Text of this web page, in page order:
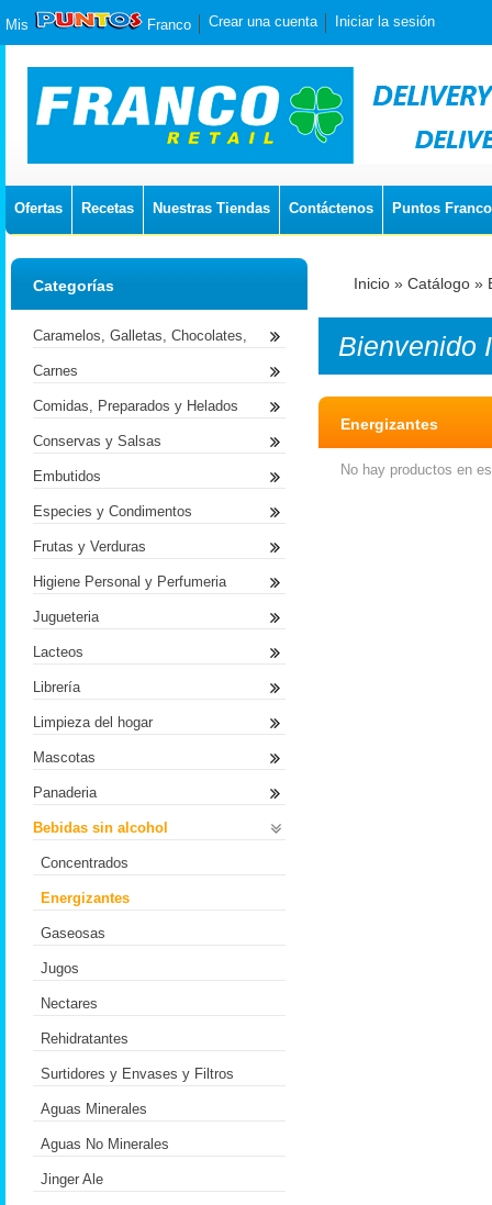
Mis Franco Crear una cuenta Iniciar la sesión
Ofertas Recetas Nuestras Tiendas Contáctenos Puntos Franco
Inicio » Catálogo »
Bienvenido
Energizantes
No hay productos en
Categorías
Caramelos, Galletas, Chocolates,
Carnes
Comidas, Preparados y Helados
Conservas y Salsas
Embutidos
Especies y Condimentos
Frutas y Verduras
Higiene Personal y Perfumeria
Jugueteria
Lacteos
Librería
Limpieza del hogar
Mascotas
Panaderia
Bebidas sin alcohol
Concentrados
Energizantes
Gaseosas
Jugos
Nectares
Rehidratantes
Surtidores y Envases y Filtros
Aguas Minerales
Aguas No Minerales
Jinger Ale